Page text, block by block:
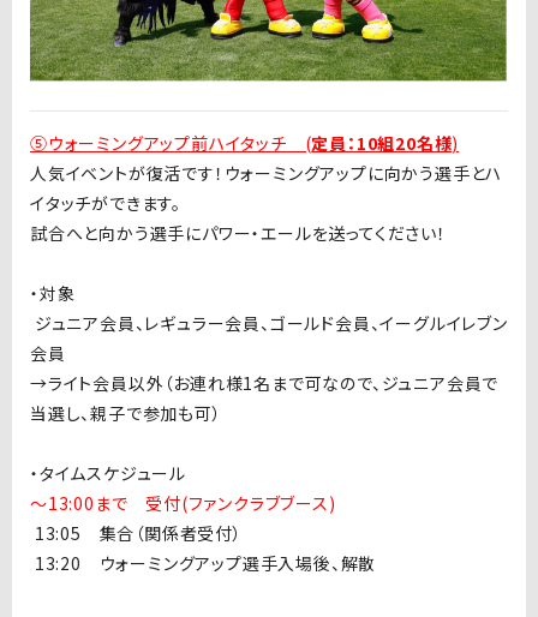
⑤ウォーミングアップ前ハイタッチ (定員：10組20名様)
人気イベントが復活です！ウォーミングアップに向かう選手とハ
イタッチができます。
試合へと向かう選手にパワー・エールを送ってください！
・対象
ジュニア会員、レギュラー会員、ゴールド会員、イーグルイレブン
会員
→ライト会員以外（お連れ様1名まで可なので、ジュニア会員で
当選し、親子で参加も可）
・タイムスケジュール
〜13:00まで 受付(ファンクラブブース)
1 3:05 集合（関係者受付）
1 3:20 ウォーミングアップ選手入場後、解散